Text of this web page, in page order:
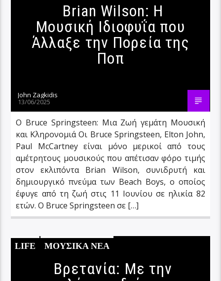
Brian Wilson: Η
Μουσική Ιδιοφυΐα που
Άλλαξε την Πορεία της
Ποπ
John Zagkidis
13/06/2025
Ο Bruce Springsteen: Μια Ζωή γεμάτη Μουσική
και Κληρονομιά Οι Bruce Springsteen, Elton John,
Paul McCartney είναι μόνο μερικοί από τους
αμέτρητους μουσικούς που απέτισαν φόρο τιμής
στον εκλιπόντα Brian Wilson, συνιδρυτή και
δημιουργικό πνεύμα των Beach Boys, ο οποίος
έφυγε από τη ζωή στις 11 Ιουνίου σε ηλικία 82
ετών. Ο Bruce Springsteen σε […]
LIFE ΜΟΥΣΙΚΑ ΝΕΑ
Βρετανία: Με την